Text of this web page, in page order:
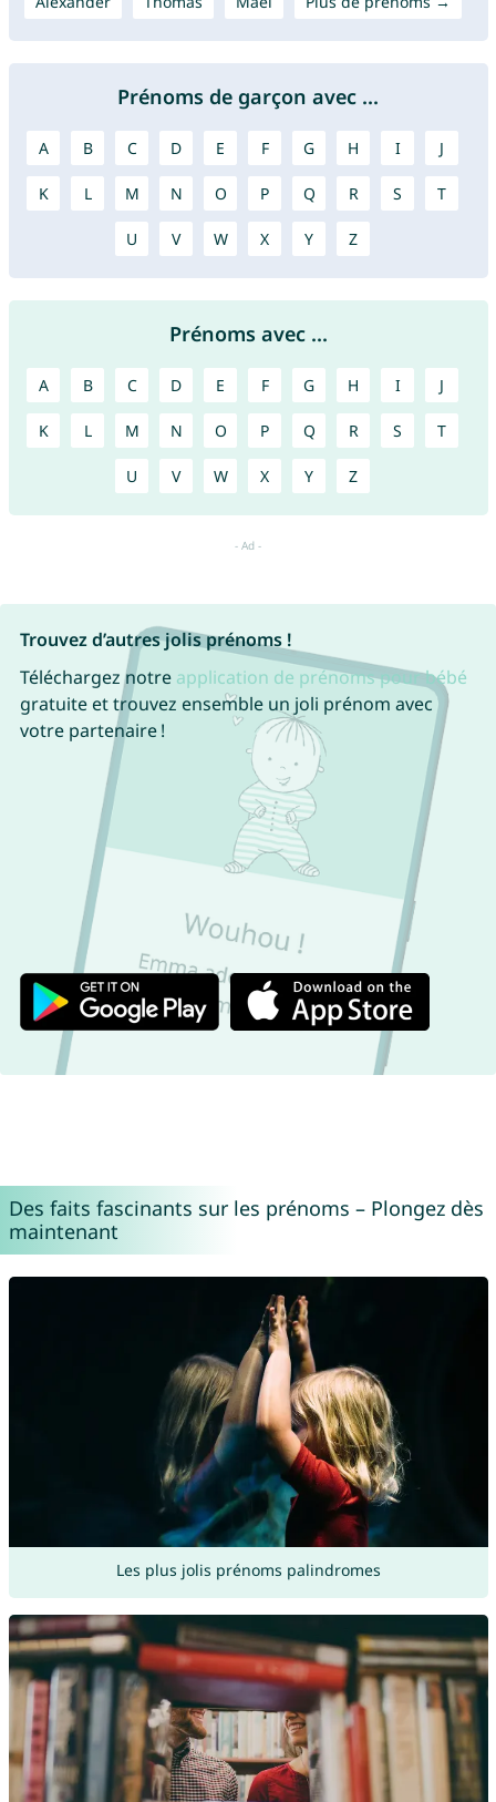
Prénoms de garçon avec ...
A B C D E F G H I J
K L M N O P Q R S T
U V W X Y Z
Prénoms avec ...
A B C D E F G H I J
K L M N O P Q R S T
U V W X Y Z
Trouvez d’autres jolis prénoms !
Téléchargez notre application de prénoms pour bébé
gratuite et trouvez ensemble un joli prénom avec
votre partenaire !
Des faits fascinants sur les prénoms – Plongez dès
maintenant
Les plus jolis prénoms palindromes